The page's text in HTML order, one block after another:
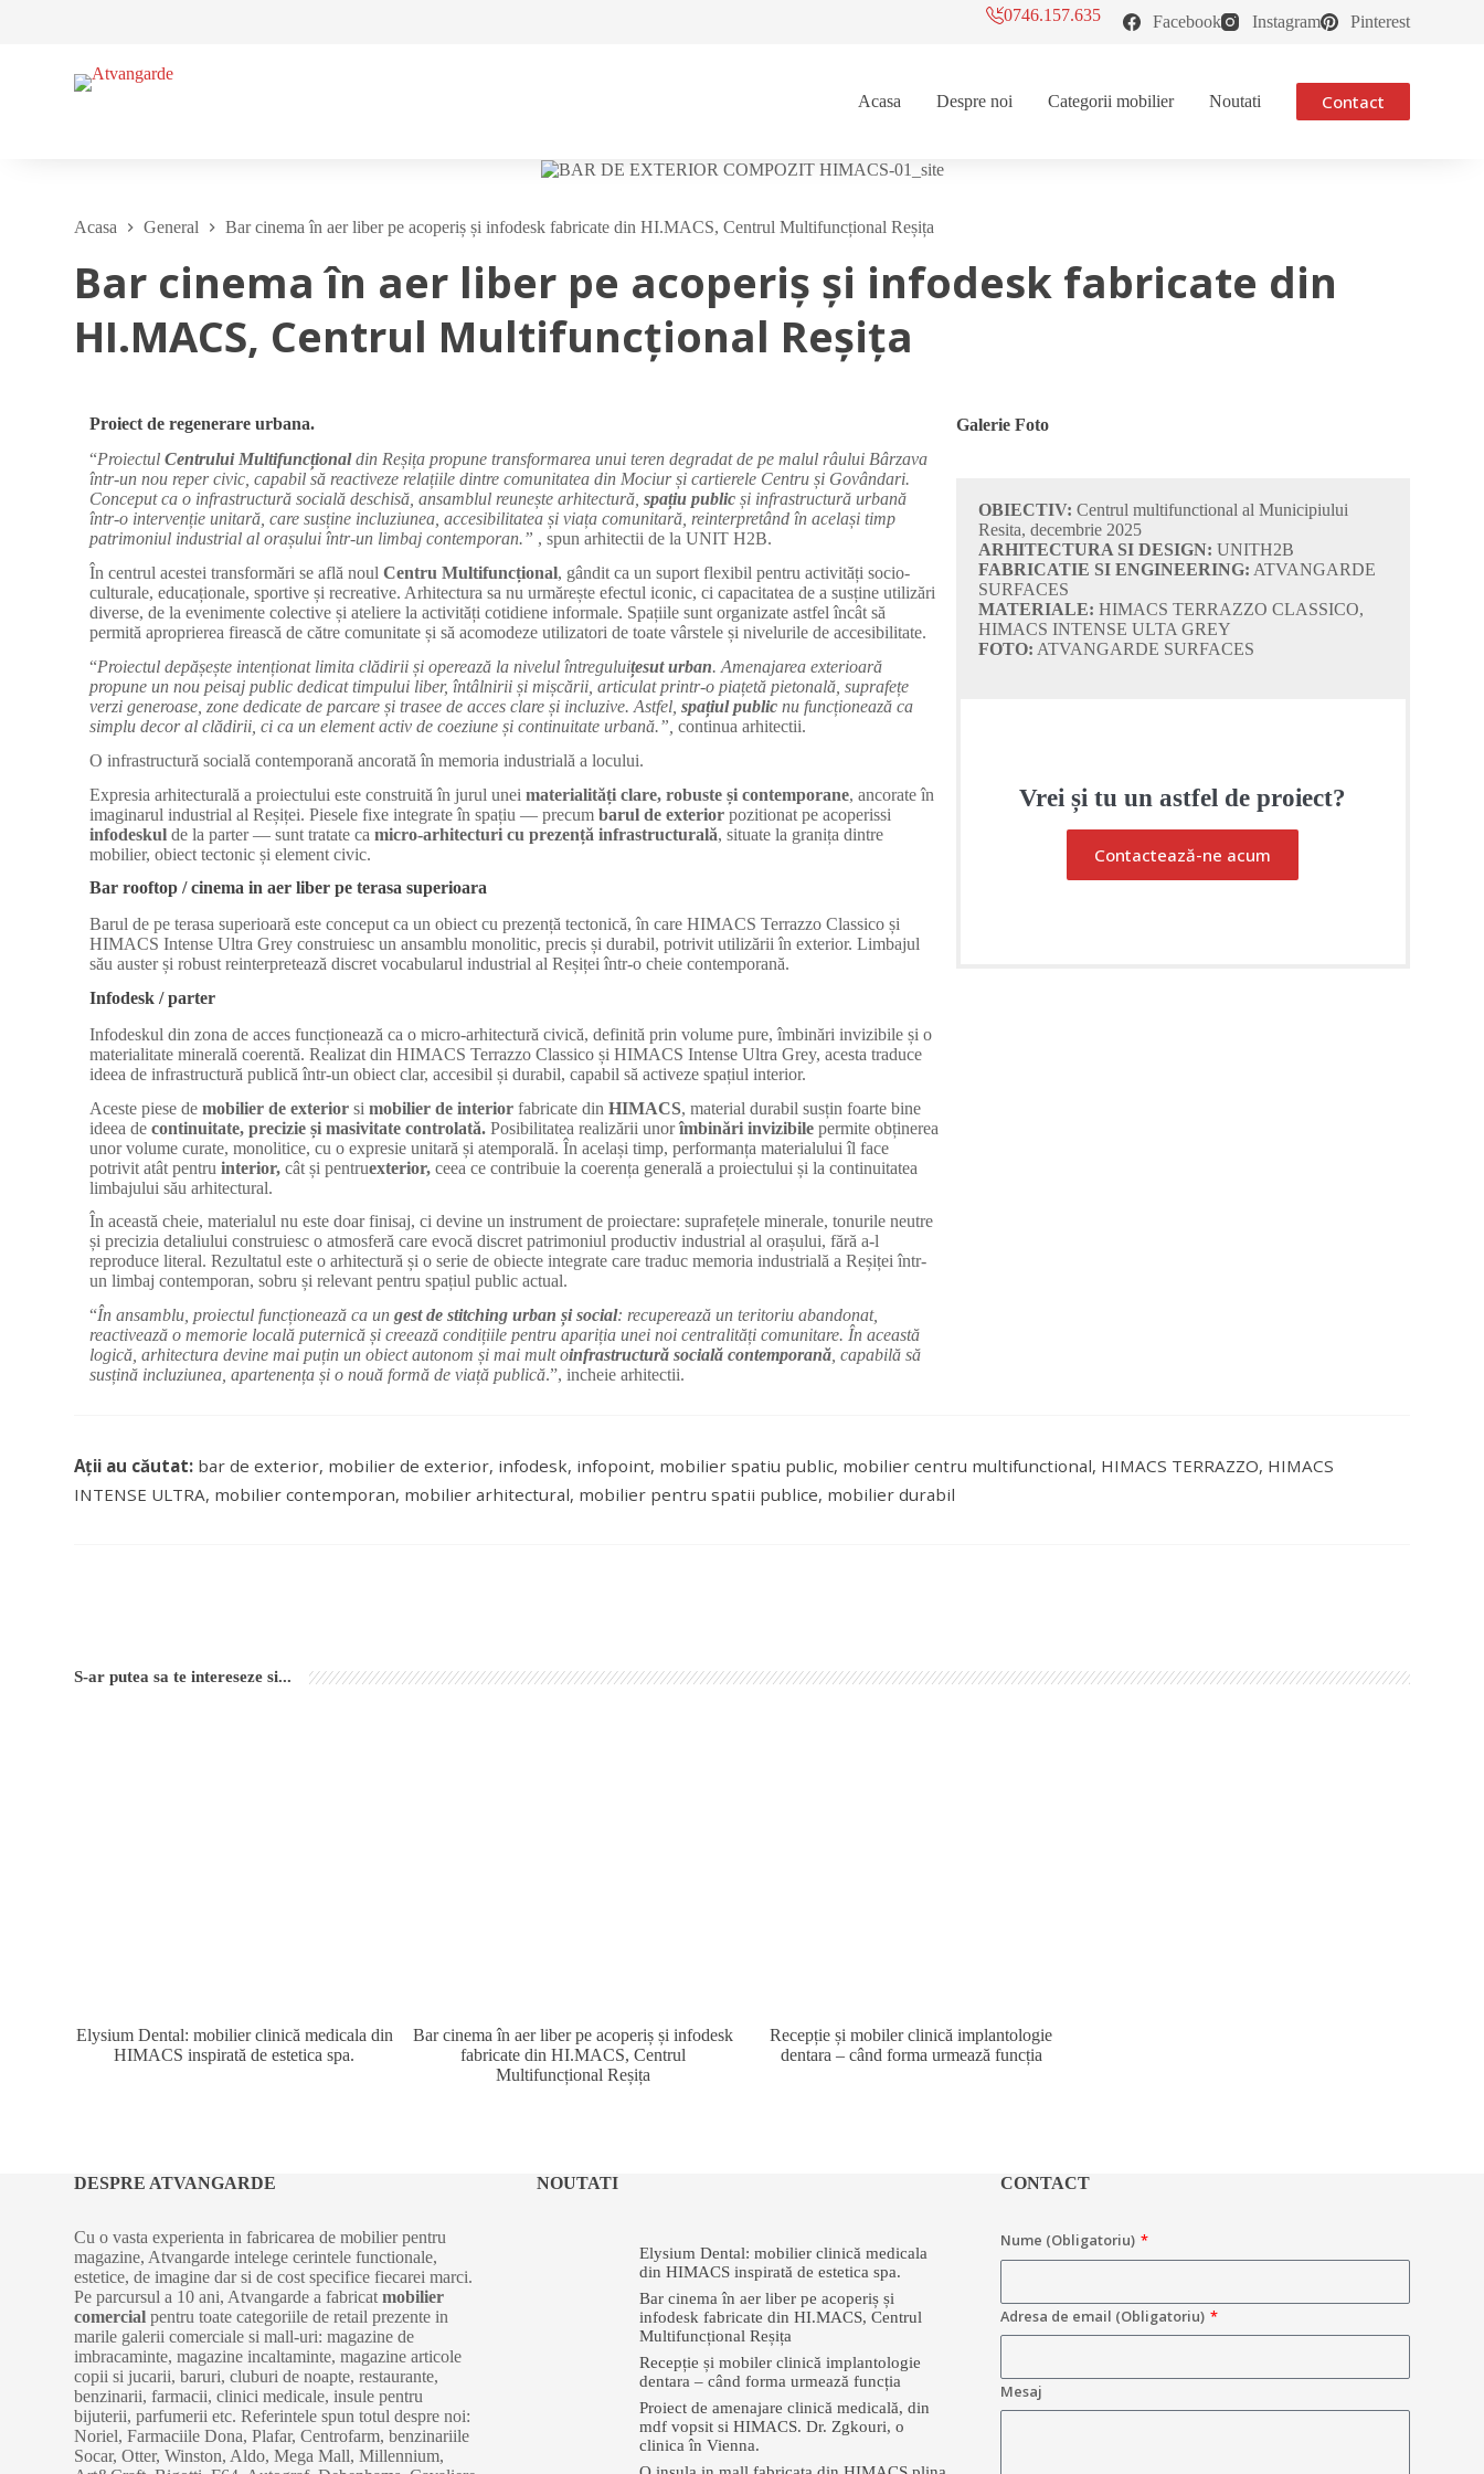
0746.157.635 Facebook Instagram Pinterest
Acasa Despre noi Categorii mobilier Noutati Contact
Acasa General Bar cinema în aer liber pe acoperiș și infodesk fabricate din HI.MACS, Centrul Multifuncțional Reșița
Bar cinema în aer liber pe acoperiș și infodesk fabricate din
HI.MACS, Centrul Multifuncțional Reșița
Proiect de regenerare urbana.
“ProiectulCentrului Multifuncționaldin Reșița propune transformarea unui teren degradat de pe malul râului Bârzava
într-un nou reper civic, capabil să reactiveze relațiile dintre comunitatea din Mociur și cartierele Centru și Govândari.
Conceput ca o infrastructură socială deschisă, ansamblul reunește arhitectură,spațiu public și infrastructură urbană
într-o intervenție unitară, care susține incluziunea, accesibilitatea și viața comunitară, reinterpretând în același timp
patrimoniul industrial al orașului într-un limbaj contemporan.” , spun arhitectii de la UNIT H2B.
În centrul acestei transformări se află noulCentru Multifuncțional, gândit ca un suport flexibil pentru activități socio-
culturale, educaționale, sportive și recreative. Arhitectura sa nu urmărește efectul iconic, ci capacitatea de a susține utilizări
diverse, de la evenimente colective și ateliere la activități cotidiene informale. Spațiile sunt organizate astfel încât să
permită aproprierea firească de către comunitate și să acomodeze utilizatori de toate vârstele și nivelurile de accesibilitate.
“Proiectul depășește intenționat limita clădirii și operează la nivelul întreguluițesut urban. Amenajarea exterioară
propune un nou peisaj public dedicat timpului liber, întâlnirii și mișcării, articulat printr-o piațetă pietonală, suprafețe
verzi generoase, zone dedicate de parcare și trasee de acces clare și incluzive. Astfel,spațiul public nu funcționează ca
simplu decor al clădirii, ci ca un element activ de coeziune și continuitate urbană.”,continua arhitectii.
O infrastructură socială contemporană ancorată în memoria industrială a locului.
Expresia arhitecturală a proiectului este construită în jurul uneimaterialități clare,robuste și contemporane, ancorate în
imaginarul industrial al Reșiței. Piesele fixe integrate în spațiu — precum barul de exteriorpozitionat pe acoperissi
infodeskulde la parter — sunt tratate camicro-arhitecturi cu prezență infrastructurală, situate la granița dintre
mobilier, obiect tectonic și element civic.
Bar rooftop / cinema in aer liber pe terasa superioara
Barul de pe terasa superioară este conceput ca un obiect cu prezență tectonică, în care HIMACS Terrazzo Classico și
HIMACS Intense Ultra Grey construiesc un ansamblu monolitic, precis și durabil, potrivit utilizării în exterior. Limbajul
său auster și robust reinterpretează discret vocabularul industrial al Reșiței într-o cheie contemporană.
Infodesk / parter
Infodeskul din zona de acces funcționează ca o micro-arhitectură civică, definită prin volume pure, îmbinări invizibile și o
materialitate minerală coerentă. Realizat din HIMACS Terrazzo Classico și HIMACS Intense Ultra Grey, acesta traduce
ideea de infrastructură publică într-un obiect clar, accesibil și durabil, capabil să activeze spațiul interior.
Aceste piese demobilier de exterior simobilier de interior fabricate dinHIMACS, material durabil susțin foarte bine
ideea decontinuitate, precizie și masivitate controlată. Posibilitatea realizării unorîmbinări invizibile permite obținerea
unor volume curate, monolitice, cu o expresie unitară și atemporală. În același timp, performanța materialului îl face
potrivit atât pentruinterior,cât și pentruexterior, ceea ce contribuie la coerența generală a proiectului și la continuitatea
limbajului său arhitectural.
În această cheie, materialul nu este doar finisaj, ci devine un instrument de proiectare: suprafețele minerale, tonurile neutre
și precizia detaliului construiesc o atmosferă care evocă discret patrimoniul productiv industrial al orașului, fără a-l
reproduce literal. Rezultatul este o arhitectură și o serie de obiecte integrate care traduc memoria industrială a Reșiței într-
un limbaj contemporan, sobru și relevant pentru spațiul public actual.
“În ansamblu, proiectul funcționează ca ungest de stitching urban și social: recuperează un teritoriu abandonat,
reactivează o memorie locală puternică și creează condițiile pentru apariția unei noi centralități comunitare. În această
logică, arhitectura devine mai puțin un obiect autonom și mai mult oinfrastructură socială contemporană , capabilă să
susțină incluziunea, apartenența și o nouă formă de viață publică.”, incheie arhitectii.
Galerie Foto
OBIECTIV: Centrul multifunctional al Municipiului
Resita, decembrie 2025
ARHITECTURA SI DESIGN: UNITH2B
FABRICATIE SI ENGINEERING: ATVANGARDE
SURFACES
MATERIALE: HIMACS TERRAZZO CLASSICO,
HIMACS INTENSE ULTA GREY
FOTO: ATVANGARDE SURFACES
Vrei și tu un astfel de proiect?
Contactează-ne acum
Ații au căutat: bar de exterior, mobilier de exterior, infodesk, infopoint, mobilier spatiu public, mobilier centru multifunctional, HIMACS TERRAZZO, HIMACS
INTENSE ULTRA, mobilier contemporan, mobilier arhitectural, mobilier pentru spatii publice, mobilier durabil
S-ar putea sa te intereseze si...
Elysium Dental: mobilier clinică medicala din
HIMACS inspirată de estetica spa.
Bar cinema în aer liber pe acoperiș și infodesk
fabricate din HI.MACS, Centrul
Multifuncțional Reșița
Recepție și mobiler clinică implantologie
dentara – când forma urmează funcția
DESPRE ATVANGARDE
Cu o vasta experienta in fabricarea de mobilier pentru
magazine, Atvangarde intelege cerintele functionale,
estetice, de imagine dar si de cost specifice fiecarei marci.
Pe parcursul a 10 ani, Atvangarde a fabricatmobilier
comercial pentru toate categoriile de retail prezente in
marile galerii comerciale si mall-uri: magazine de
imbracaminte, magazine incaltaminte, magazine articole
copii si jucarii, baruri, cluburi de noapte, restaurante,
benzinarii, farmacii, clinici medicale, insule pentru
bijuterii, parfumerii etc. Referintele spun totul despre noi:
Noriel, Farmaciile Dona, Plafar, Centrofarm, benzinariile
Socar, Otter, Winston, Aldo, Mega Mall, Millennium,
NOUTATI
Elysium Dental: mobilier clinică medicala
din HIMACS inspirată de estetica spa.
Bar cinema în aer liber pe acoperiș și
infodesk fabricate din HI.MACS, Centrul
Multifuncțional Reșița
Recepție și mobiler clinică implantologie
dentara – când forma urmează funcția
Proiect de amenajare clinică medicală, din
mdf vopsit si HIMACS. Dr. Zgkouri, o
clinica în Vienna.
CONTACT
Nume (Obligatoriu)
Adresa de email (Obligatoriu)
Mesaj